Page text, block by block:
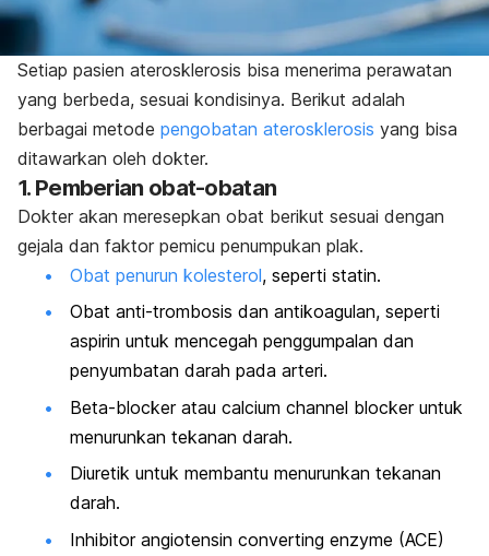
Setiap pasien aterosklerosis bisa menerima perawatan
yang berbeda, sesuai kondisinya. Berikut adalah
berbagai metode pengobatan aterosklerosis yang bisa
ditawarkan oleh dokter.
1. Pemberian obat-obatan
Dokter akan meresepkan obat berikut sesuai dengan
gejala dan faktor pemicu penumpukan plak.
Obat penurun kolesterol, seperti statin.
Obat anti-trombosis dan antikoagulan, seperti
aspirin untuk mencegah penggumpalan dan
penyumbatan darah pada arteri.
Beta-blockeratau calcium channel blockeruntuk
menurunkan tekanan darah.
Diuretik untuk membantu menurunkan tekanan
darah.
Inhibitor angiotensin converting enzyme (ACE)